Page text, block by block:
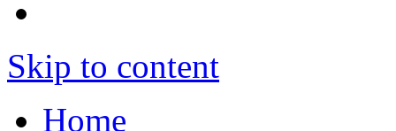
Skip to content
Home